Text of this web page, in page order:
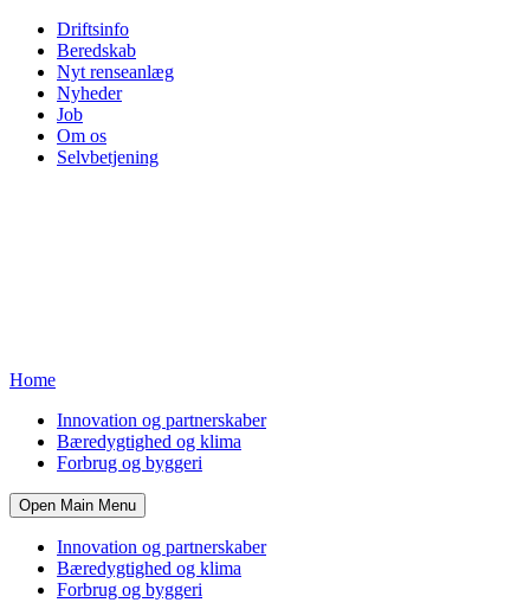
Driftsinfo
Beredskab
Nyt renseanlæg
Nyheder
Job
Om os
Selvbetjening
Home
Innovation og partnerskaber
Bæredygtighed og klima
Forbrug og byggeri
Open Main Menu
Innovation og partnerskaber
Bæredygtighed og klima
Forbrug og byggeri